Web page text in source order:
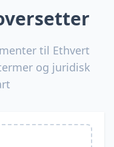
til Ethvert
og juridisk